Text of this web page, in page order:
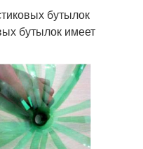
бутылок
бутылок имеет